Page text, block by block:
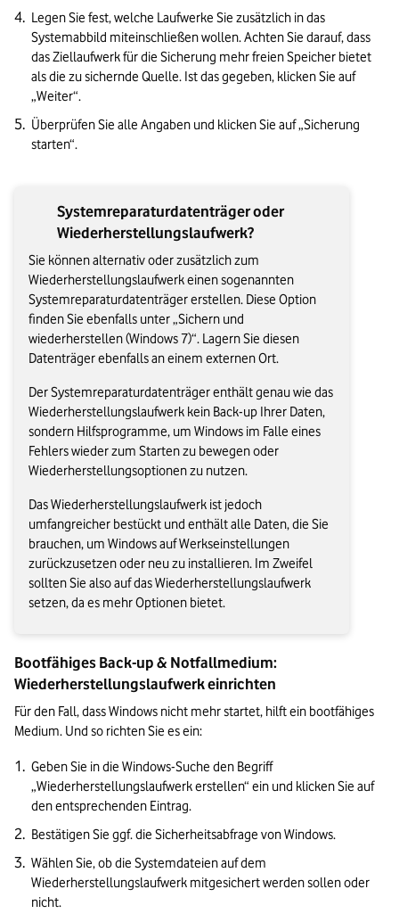
Legen Sie fest, welche Laufwerke Sie zusätzlich in das
Systemabbild miteinschließen wollen. Achten Sie darauf, dass
das Ziellaufwerk für die Sicherung mehr freien Speicher bietet
als die zu sichernde Quelle. Ist das gegeben, klicken Sie auf
„Weiter“.
Überprüfen Sie alle Angaben und klicken Sie auf „Sicherung
starten“.
Systemreparaturdatenträger oder
Wiederherstellungslaufwerk?
Sie können alternativ oder zusätzlich zum
Wiederherstellungslaufwerk einen sogenannten
Systemreparaturdatenträger erstellen. Diese Option
finden Sie ebenfalls unter „Sichern und
wiederherstellen (Windows 7)“. Lagern Sie diesen
Datenträger ebenfalls an einem externen Ort.
Der Systemreparaturdatenträger enthält genau wie das
Wiederherstellungslaufwerk kein Back-up Ihrer Daten,
sondern Hilfsprogramme, um Windows im Falle eines
Fehlers wieder zum Starten zu bewegen oder
Wiederherstellungsoptionen zu nutzen.
Das Wiederherstellungslaufwerk ist jedoch
umfangreicher bestückt und enthält alle Daten, die Sie
brauchen, um Windows auf Werkseinstellungen
zurückzusetzen oder neu zu installieren. Im Zweifel
sollten Sie also auf das Wiederherstellungslaufwerk
setzen, da es mehr Optionen bietet.
Bootfähiges Back-up & Notfallmedium:
Wiederherstellungslaufwerk einrichten
Für den Fall, dass Windows nicht mehr startet, hilft ein bootfähiges
Medium. Und so richten Sie es ein:
Geben Sie in die Windows-Suche den Begriff
„Wiederherstellungslaufwerk erstellen“ ein und klicken Sie auf
den entsprechenden Eintrag.
Bestätigen Sie ggf. die Sicherheitsabfrage von Windows.
Wählen Sie, ob die Systemdateien auf dem
Wiederherstellungslaufwerk mitgesichert werden sollen oder
nicht.